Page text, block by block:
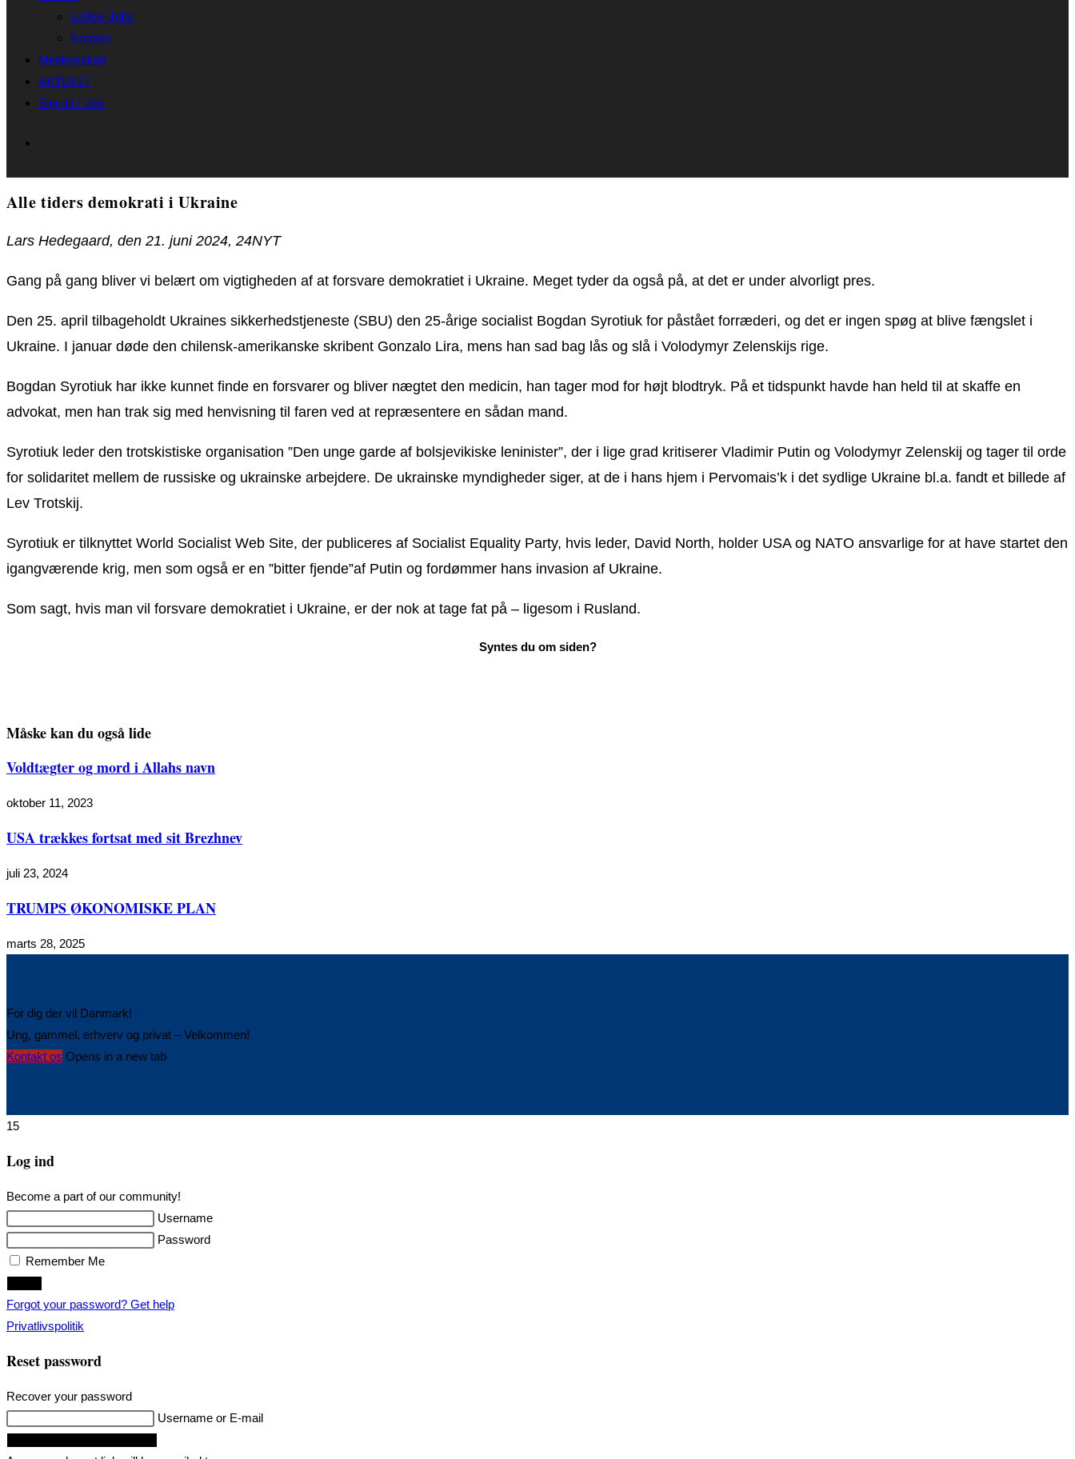
Ledige Jobs
Kontakt
Medlemskab
AKTUELT
Sign in / Join
Alle tiders demokrati i Ukraine
Lars Hedegaard, den 21. juni 2024, 24NYT
Gang på gang bliver vi belært om vigtigheden af at forsvare demokratiet i Ukraine. Meget tyder da også på, at det er under alvorligt pres.
Den 25. april tilbageholdt Ukraines sikkerhedstjeneste (SBU) den 25-årige socialist Bogdan Syrotiuk for påstået forræderi, og det er ingen spøg at blive fængslet i
Ukraine. I januar døde den chilensk-amerikanske skribent Gonzalo Lira, mens han sad bag lås og slå i Volodymyr Zelenskijs rige.
Bogdan Syrotiuk har ikke kunnet finde en forsvarer og bliver nægtet den medicin, han tager mod for højt blodtryk. På et tidspunkt havde han held til at skaffe en
advokat, men han trak sig med henvisning til faren ved at repræsentere en sådan mand.
Syrotiuk leder den trotskistiske organisation ”Den unge garde af bolsjevikiske leninister”, der i lige grad kritiserer Vladimir Putin og Volodymyr Zelenskij og tager til orde
for solidaritet mellem de russiske og ukrainske arbejdere. De ukrainske myndigheder siger, at de i hans hjem i Pervomais’k i det sydlige Ukraine bl.a. fandt et billede af
Lev Trotskij.
Syrotiuk er tilknyttet World Socialist Web Site, der publiceres af Socialist Equality Party, hvis leder, David North, holder USA og NATO ansvarlige for at have startet den
igangværende krig, men som også er en ”bitter fjende”af Putin og fordømmer hans invasion af Ukraine.
Som sagt, hvis man vil forsvare demokratiet i Ukraine, er der nok at tage fat på – ligesom i Rusland.
Måske kan du også lide
Voldtægter og mord i Allahs navn
oktober 11, 2023
USA trækkes fortsat med sit Brezhnev
juli 23, 2024
TRUMPS ØKONOMISKE PLAN
marts 28, 2025
For dig der vil Danmark!
Ung, gammel, erhverv og privat – Velkommen!
Kontakt os Opens in a new tab
15
Log ind
Become a part of our community!
Username
Password
Remember Me
Forgot your password? Get help
Privatlivspolitik
Reset password
Recover your password
Username or E-mail